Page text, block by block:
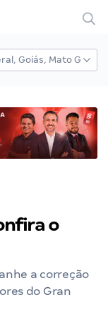
o
a correção
do Gran